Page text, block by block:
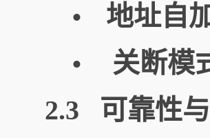
• 地址自
• 关断模
2.3 可靠性